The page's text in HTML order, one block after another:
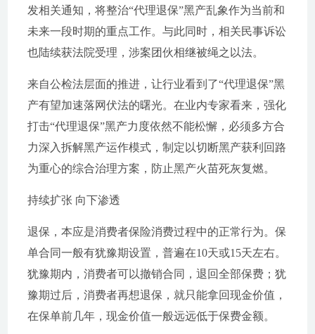
发相关通知，将整治“代理退保”黑产乱象作为当前和
未来一段时期的重点工作。与此同时，相关民事诉讼
也陆续获法院受理，涉案团伙相继被绳之以法。
来自公检法层面的推进，让行业看到了“代理退保”黑
产有望加速落网伏法的曙光。在业内专家看来，强化
打击“代理退保”黑产力度依然不能松懈，必须多方合
力深入拆解黑产运作模式，制定以切断黑产获利回路
为重心的综合治理方案，防止黑产火苗死灰复燃。
持续扩张 向下渗透
退保，本应是消费者保险消费过程中的正常行为。保
单合同一般有犹豫期设置，普遍在10天或15天左右。
犹豫期内，消费者可以撤销合同，退回全部保费；犹
豫期过后，消费者再想退保，就只能拿回现金价值，
在保单前几年，现金价值一般远远低于保费金额。